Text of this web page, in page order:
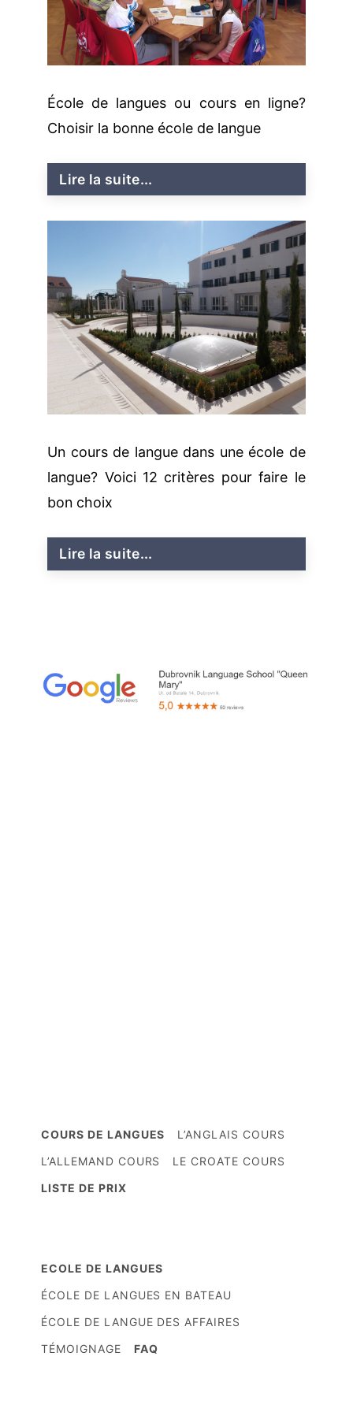
École de langues ou cours en ligne?
Choisir la bonne école de langue
Lire la suite...
Un cours de langue dans une école de
langue? Voici 12 critères pour faire le
bon choix
Lire la suite...
COURS DE LANGUES
L’ANGLAIS COURS
L’ALLEMAND COURS
LE CROATE COURS
LISTE DE PRIX
ECOLE DE LANGUES
ÉCOLE DE LANGUES EN BATEAU
ÉCOLE DE LANGUE DES AFFAIRES
TÉMOIGNAGE
FAQ